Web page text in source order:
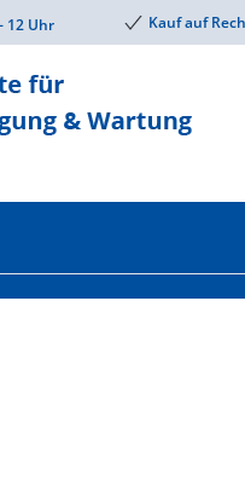
12 Uhr Kauf auf